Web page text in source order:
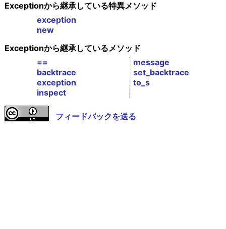
Exceptionから継承している特異メソッド
exception
new
Exceptionから継承しているメソッド
==
backtrace
exception
inspect
message
set_backtrace
to_s
フィードバックを送る